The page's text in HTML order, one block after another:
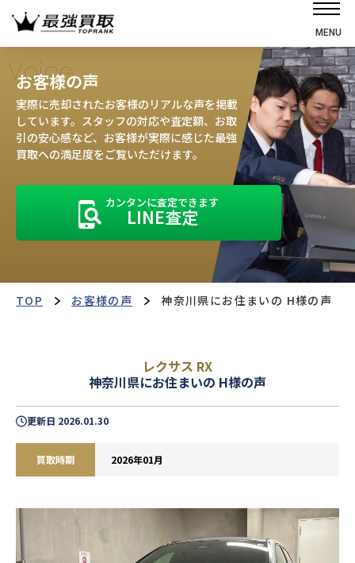
MENU
ホーム
選ばれる理由
高価買取の仕組み
売却の流れ
お客様の声
運営会社
最強買取マガジン
Voice
お客様の声
実際に売却されたお客様のリアルな声を掲載
しています。スタッフの対応や査定額、お取
引の安心感など、お客様が実際に感じた最強
買取への満足度をご覧いただけます。
カンタンに査定できます
LINE査定
TOP お客様の声 神奈川県にお住まいの H様の声
レクサス RX
神奈川県にお住まいの H様の声
更新日 2026.01.30
買取時期 2026年01月